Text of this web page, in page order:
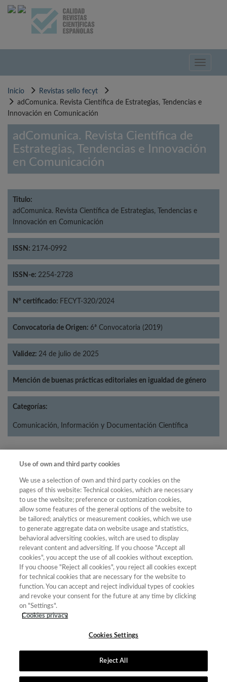
Pasar
Toggle
Inicio
Revistas sello fecyt
adComunica. Revista Científica de Estrategias, Tendencias e
Innovación en Comunicación
adComunica. Revista Científica de
Estrategias, Tendencias e Innovación
en Comunicación
Título:
adComunica. Revista Científica de Estrategias, Tendencias e
Innovación en Comunicación
ISSN: 2174-0992
ISSN-e: 2254-2728
Nº certificado: FECYT-320/2024
Convocatoria de Origen: 6ª Convocatoria (2019)
Validez: 24 de julio de 2025
Mención de buenas prácticas editoriales en igualdad de género
Categorías:
Comunicación, Información y Documentación Científica
Año
Año Filtrar
Año
Categoría
Puntuación Posición
Total
de
revistas
2023
Comunicación,
Información y
Documentación
Científica
22.70 22 32
calidad|Aviso Legal y Política de Privacidad
Use of own and third party cookies
We use a selection of own and third party cookies on the
pages of this website: Technical cookies, which are necessary
to use the website; preference or customization cookies,
allow some features of the general options of the website to
be tailored; analytics or measurement cookies, which we use
to generate aggregate data on website usage and statistics,
behavioral adversiting cookies, witch are used to display
relevant content and adversiting. If you choose "Accept all
cookies", you accept the use of all cookies without exception.
If you choose "Reject all cookies", you reject all cookies except
for technical cookies that are necessary for the website to
function. You can accept and reject individual types of cookies
and revoke your consent for the future at any time by clicking
on "Settings".
Cookies privacy
Cookies Settings
Reject All